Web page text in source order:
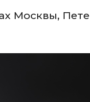
Москвы,